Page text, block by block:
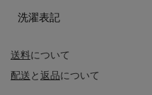
送料について
配送と返品について
洗濯表記